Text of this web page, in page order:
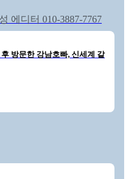
에디터 010-3887-7767
방문한 강남호빠, 신세계 같